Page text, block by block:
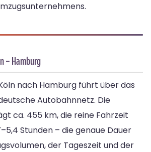
– Hamburg
nach Hamburg führt über das
Autobahnnetz. Die
ca. 455 km, die reine Fahrzeit
Stunden – die genaue Dauer
der Tageszeit und der